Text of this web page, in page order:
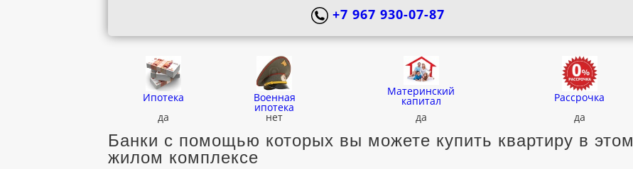
+7 967 930-07-87
Ипотека Военная
ипотека
Материнский
капитал
Рассрочка
да
нет да да
Банки с помощью которых вы можете купить квартиру в этом
жилом комплексе